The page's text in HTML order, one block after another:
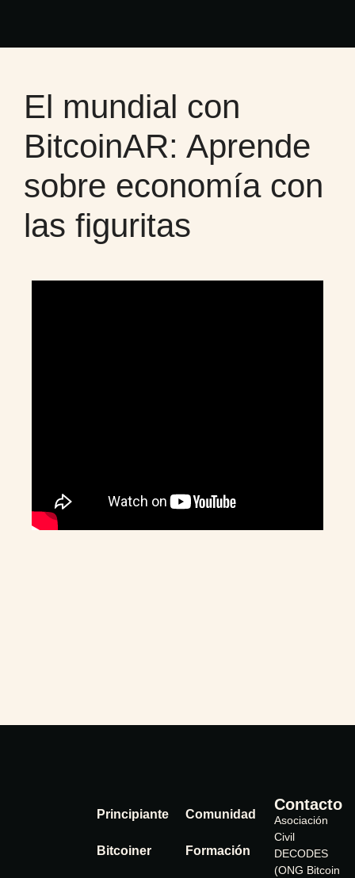
El mundial con
BitcoinAR: Aprende
sobre economía con
las figuritas
Principiante
Bitcoiner
Comunidad
Formación
Contacto
Asociación
Civil
DECODES
(ONG Bitcoin